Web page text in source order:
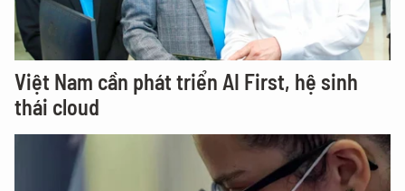
Việt Nam cần phát triển AI First, hệ sinh
thái cloud